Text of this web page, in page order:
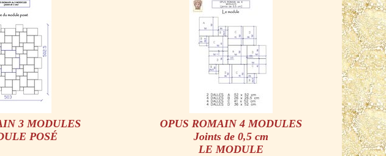
3 MODULES
POSÉ
OPUS ROMAIN 4 MODULES
Joints de 0,5 cm
LE MODULE